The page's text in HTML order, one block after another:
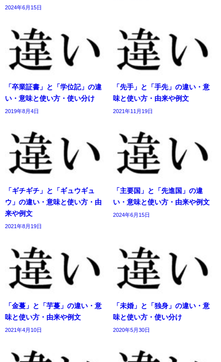
2024年6月15日
「卒業証書」と「学位記」の違
い・意味と使い方・使い分け
2019年8月4日
「先手」と「手先」の違い・意
味と使い方・由来や例文
2021年11月19日
「ギチギチ」と「ギュウギュ
ウ」の違い・意味と使い方・由
来や例文
2021年8月19日
「主要国」と「先進国」の違
い・意味と使い方・由来や例文
2024年6月15日
「金蔓」と「芋蔓」の違い・意
味と使い方・由来や例文
2021年4月10日
「未婚」と「独身」の違い・意
味と使い方・使い分け
2020年5月30日